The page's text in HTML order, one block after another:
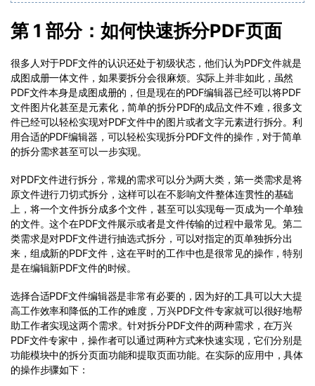
第 1 部分：如何快速拆分PDF页面
很多人对于PDF文件的认识还处于初级状态，他们认为PDF文件就是
成图成册一体文件，如果要拆分会很麻烦。实际上并非如此，虽然
PDF文件本身是成图成册的，但是现在的PDF编辑器已经可以将PDF
文件图片化甚至是元素化，简单的拆分PDF的成品文件不难，很多文
件已经可以轻松实现对PDF文件中的图片或者文字元素进行拆分。利
用合适的PDF编辑器，可以轻松实现拆分PDF文件的操作，对于简单
的拆分需求甚至可以一步实现。
对PDF文件进行拆分，常规的需求可以分为两大类，第一类需求是将
原文件进行刀切式拆分，这样可以在不影响文件整体连贯性的基础
上，将一个文件拆分成多个文件，甚至可以实现每一页成为一个单独
的文件。这个在PDF文件展示或者是文件传输的过程中最常见。第二
类需求是对PDF文件进行抽选式拆分，可以对指定的页单独拆分出
来，组成新的PDF文件，这在平时的工作中也是很常见的操作，特别
是在编辑新PDF文件的时候。
选择合适PDF文件编辑器是非常有必要的，因为好的工具可以大大提
高工作效率和降低的工作的难度，万兴PDF文件专家就可以很好地帮
助工作者实现这两个需求。针对拆分PDF文件的两种需求，在万兴
PDF文件专家中，操作者可以通过两种方式来快速实现，它们分别是
功能模块中的拆分页面功能和提取页面功能。在实际的应用中，具体
的操作步骤如下：